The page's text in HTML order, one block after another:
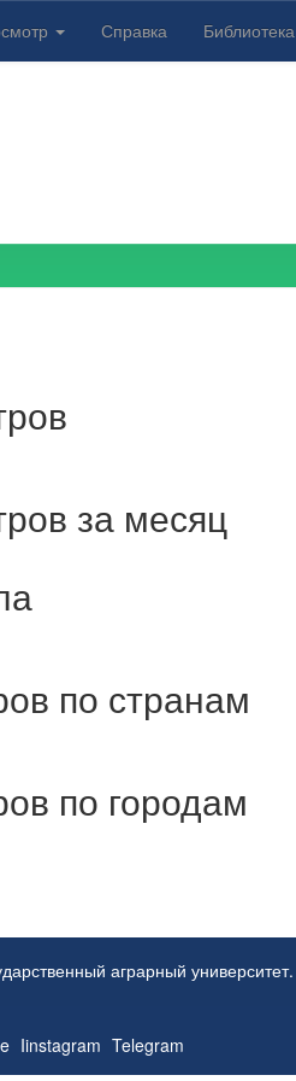
Справка Библиотека
за месяц
по странам
по городам
аграрный университет.
Iinstagram Telegram